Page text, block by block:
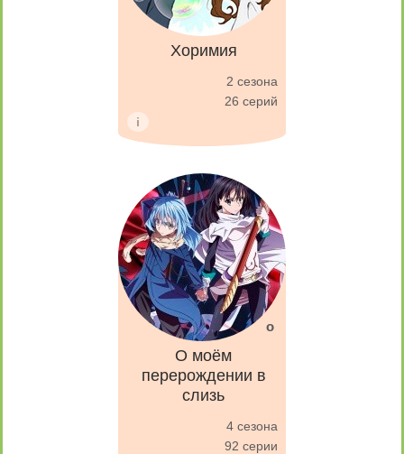
Хоримия
2 сезона
26 серий
О моём
перерождении в
слизь
4 сезона
92 серии